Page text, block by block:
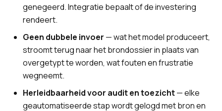
genegeerd. Integratie bepaalt of de investering
rendeert.
Geen dubbele invoer — wat het model produceert,
stroomt terug naar het brondossier in plaats van
overgetypt te worden, wat fouten en frustratie
wegneemt.
Herleidbaarheid voor audit en toezicht— elke
geautomatiseerde stap wordt gelogd met bron en